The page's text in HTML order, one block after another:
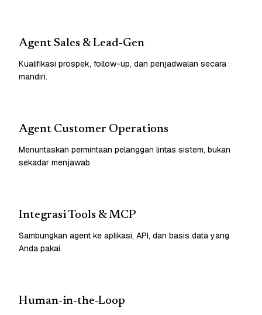
Agent Sales & Lead-Gen
Kualifikasi prospek, follow-up, dan penjadwalan secara
mandiri.
Agent Customer Operations
Menuntaskan permintaan pelanggan lintas sistem, bukan
sekadar menjawab.
Integrasi Tools & MCP
Sambungkan agent ke aplikasi, API, dan basis data yang
Anda pakai.
Human-in-the-Loop